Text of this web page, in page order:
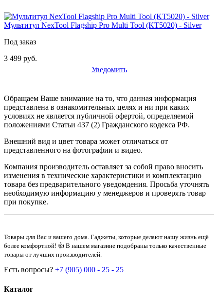
Мультитул NexTool Flagship Pro Multi Tool (KT5020) - Silver
Под заказ
3 499 руб.
Уведомить
Обращаем Ваше внимание на то, что данная информация
представлена в ознакомительных целях и ни при каких
условиях не является публичной офертой, определяемой
положениями Статьи 437 (2) Гражданского кодекса РФ.
Внешний вид и цвет товара может отличаться от
представленного на фотографии и видео.
Компания производитель оставляет за собой право вносить
изменения в технические характеристики и комплектацию
товара без предварительного уведомдения. Просьба уточнять
необходимую информацию у менеджеров и проверять товар
при покупке.
Товары для Вас и вашего дома. Гаджеты, которые делают нашу жизнь ещё
более комфортной! 👍 В нашем магазине подобраны только качественные
товары от лучших производителей.
Есть вопросы? +7 (905) 000 - 25 - 25
Каталог